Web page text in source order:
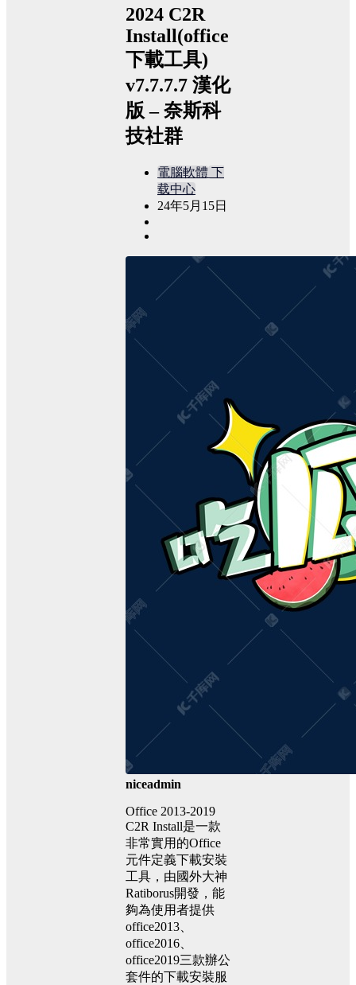
2024 C2R
Install(office
下載工具)
v7.7.7.7 漢化
版 – 奈斯科
技社群
電腦軟體 下
载中心
24年5月15日
niceadmin
Office 2013-2019
C2R Install是一款
非常實用的Office
元件定義下載安裝
工具，由國外大神
Ratiborus開發，能
夠為使用者提供
office2013、
office2016、
office2019三款辦公
套件的下載安裝服